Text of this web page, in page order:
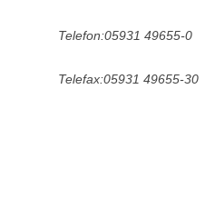
Telefon:05931 49655-0
Telefax:05931 49655-30